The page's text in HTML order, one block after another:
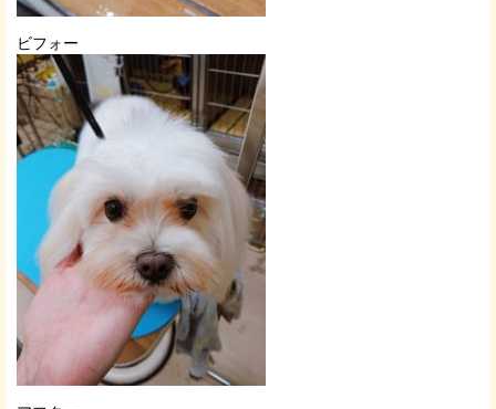
ビフォー